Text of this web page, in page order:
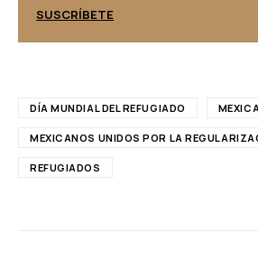
SUSCRÍBETE
DÍA MUNDIAL DEL REFUGIADO
MEXICANOS UNIDOS POR LA
REFUGIADOS